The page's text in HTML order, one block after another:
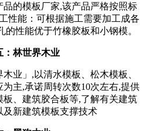
的模板厂家,该产品严格按照标
性能：可根据施工需要加工成各
性能优于竹橡胶板和小钢模。
林世界木业
业」,以清水模板、松木模板、
主,承诺周转次数10次左右,提供
、建筑胶合板等,了解有关建筑
新建筑模板支撑技术